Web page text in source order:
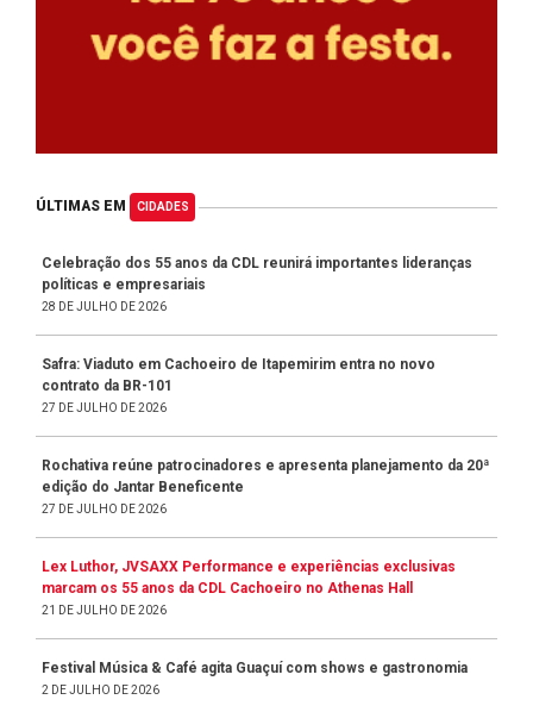
ÚLTIMAS EM CIDADES
Celebração dos 55 anos da CDL reunirá importantes lideranças
políticas e empresariais
28 DE JULHO DE 2026
Safra: Viaduto em Cachoeiro de Itapemirim entra no novo
contrato da BR-101
27 DE JULHO DE 2026
Rochativa reúne patrocinadores e apresenta planejamento da 20ª
edição do Jantar Beneficente
27 DE JULHO DE 2026
Lex Luthor, JVSAXX Performance e experiências exclusivas
marcam os 55 anos da CDL Cachoeiro no Athenas Hall
21 DE JULHO DE 2026
Festival Música & Café agita Guaçuí com shows e gastronomia
2 DE JULHO DE 2026